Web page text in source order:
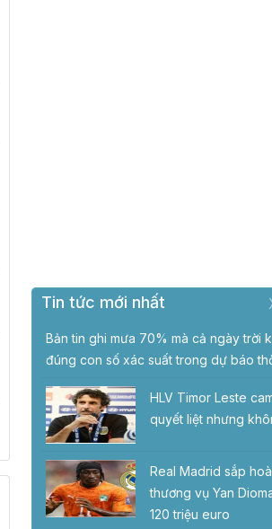
Tin tức mới nhất
Bản tin ghi mưa 70% mà cả ngày trời
đúng con số xác suất trong dự báo
HLV Timor Leste
quyết liệt nhưng
Real Madrid sắp
thương vụ Yan
120 triệu euro